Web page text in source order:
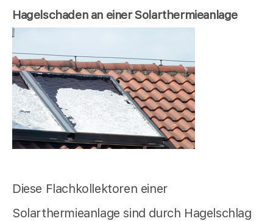
Hagelschaden an einer Solarthermieanlage
Diese Flachkollektoren einer
Solarthermieanlage sind durch Hagelschlag